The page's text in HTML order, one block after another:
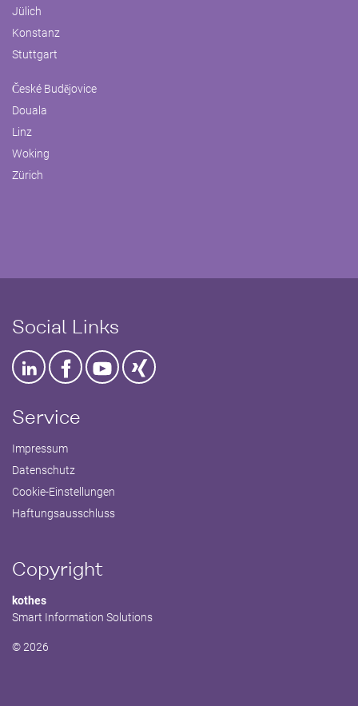
Jülich
Konstanz
Stuttgart
České Budějovice
Douala
Linz
Woking
Zürich
Copyright
kothes
Smart Information Solutions
© 2026
Social Links
Service
Impressum
Datenschutz
Cookie-Einstellungen
Haftungsausschluss